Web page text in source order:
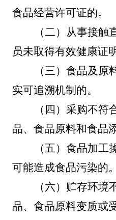
食品经营许可证的。
（二）
从事接触
员未取得有效健康证
（三） 食品及原
实可追溯机制的。
（四）采购不符
品、食品原料和食品
（五）食品加工
可能造成食品污染的。
（六）贮存环境
品、食品原料变质或